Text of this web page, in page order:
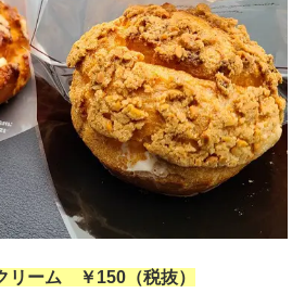
リーム ￥150（税抜）